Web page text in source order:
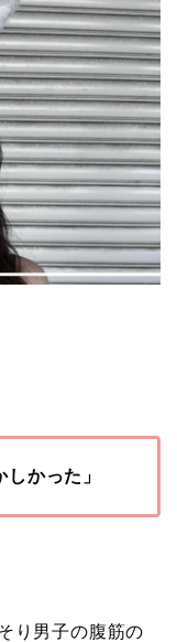
かった」
り男子の腹筋の